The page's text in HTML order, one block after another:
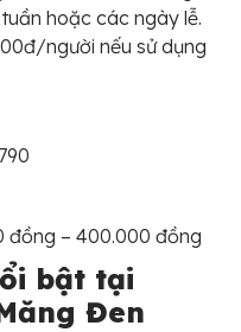
hoặc các ngày lễ.
người nếu sử dụng
đồng – 400.000 đồng
bật tại
Đen